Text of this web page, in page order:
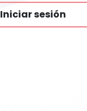
Iniciar sesión